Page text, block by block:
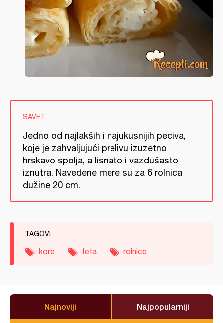
SAVET
Jedno od najlakših i najukusnijih peciva,
koje je zahvaljujući prelivu izuzetno
hrskavo spolja, a lisnato i vazdušasto
iznutra. Navedene mere su za 6 rolnica
dužine 20 cm.
TAGOVI
kore feta rolnice
Najnoviji Najpopularniji